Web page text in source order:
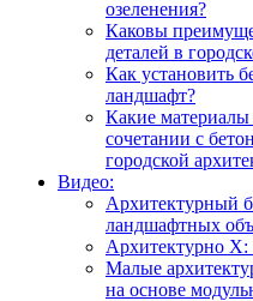
озеленения?
Каковы
деталей в
Как установить
ландшафт?
Какие
сочетании с
городской
Видео:
Архитектурный
ландшафтных
Архитектурно
Малые
на основе